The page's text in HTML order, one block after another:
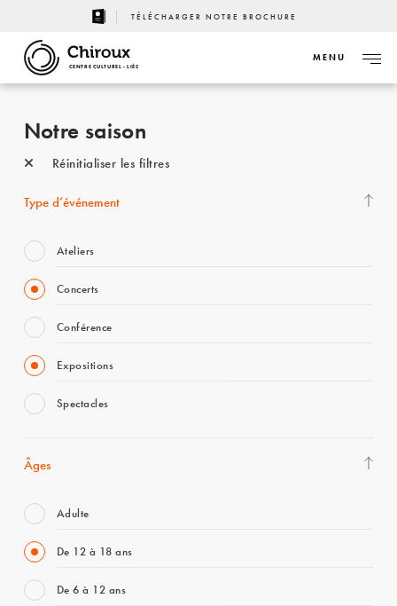
TÉLÉCHARGER NOTRE BROCHURE
CENTRE CULTUREL - LIÈGE
MENU
Notre saison
Réinitialiser les filtres
Type d’événement
Ateliers
Concerts
Conférence
Expositions
Spectacles
Âges
Adulte
De 12 à 18 ans
De 6 à 12 ans